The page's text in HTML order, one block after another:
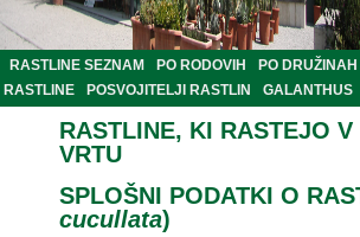
RASTLINE SEZNAM PO RODOVIH PO DRUŽINAH
RASTLINE
POSVOJITELJI RASTLIN GALANTHUS
RASTLINE, KI RASTEJO V
VRTU
SPLOŠNI PODATKI O
cucullata)